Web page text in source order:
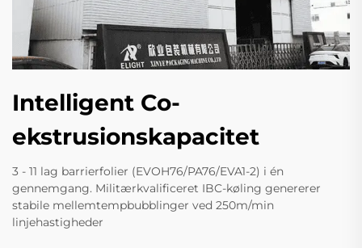
Intelligent Co-
ekstrusionskapacitet
3 - 11 lag barrierfolier (EVOH76/PA76/EVA1-2) i én
gennemgang. Militærkvalificeret IBC-køling genererer
stabile mellemtempbubblinger ved 250m/min
linjehastigheder